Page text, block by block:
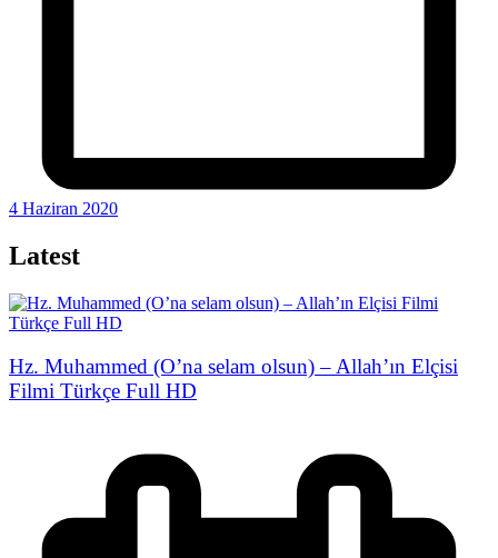
4 Haziran 2020
Latest
Hz. Muhammed (O’na selam olsun) – Allah’ın Elçisi
Filmi Türkçe Full HD